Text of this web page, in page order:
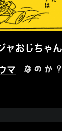
ャおじちゃん
マ なのか？